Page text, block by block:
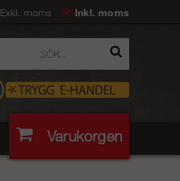
Exkl. moms Inkl. moms
Varukorgen